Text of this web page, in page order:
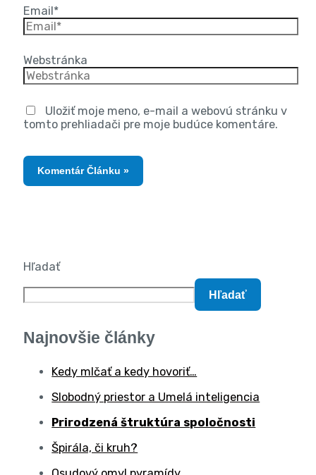
Email*
Webstránka
Uložiť moje meno, e-mail a webovú stránku v
tomto prehliadači pre moje budúce komentáre.
Hľadať
Hľadať
Najnovšie články
Kedy mlčať a kedy hovoriť…
Slobodný priestor a Umelá inteligencia
Prirodzená štruktúra spoločnosti
Špirála, či kruh?